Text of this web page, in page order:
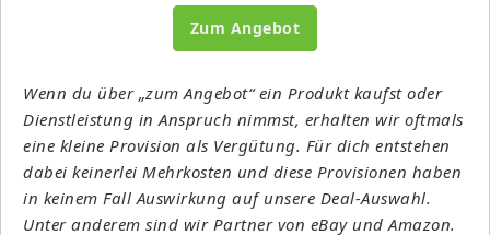
Zum Angebot
Wenn du über „zum Angebot“ ein Produkt kaufst oder
Dienstleistung in Anspruch nimmst, erhalten wir oftmals
eine kleine Provision als Vergütung. Für dich entstehen
dabei keinerlei Mehrkosten und diese Provisionen haben
in keinem Fall Auswirkung auf unsere Deal-Auswahl.
Unter anderem sind wir Partner von eBay und Amazon.